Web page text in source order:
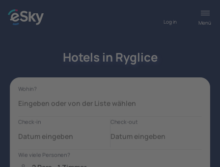
Menü
Log in
Hotels in Ryglice